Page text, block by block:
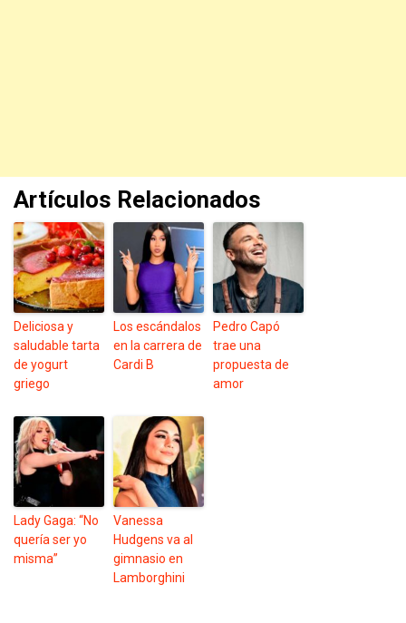
Artículos Relacionados
Deliciosa y
saludable tarta
de yogurt
griego
Los escándalos
en la carrera de
Cardi B
Pedro Capó
trae una
propuesta de
amor
Lady Gaga: “No
quería ser yo
misma”
Vanessa
Hudgens va al
gimnasio en
Lamborghini